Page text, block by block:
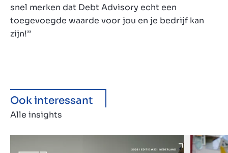
snel merken dat Debt Advisory echt een
toegevoegde waarde voor jou en je bedrijf kan
zijn!’’
Ook interessant
Alle insights